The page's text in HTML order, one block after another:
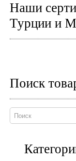
Наши
Турции и
Поиск